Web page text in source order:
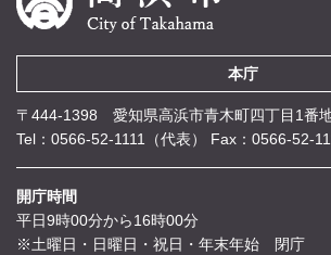
本庁
〒444-1398 愛知県高浜市青木町四丁目1番
Tel：0566-52-1111（代表）
Fax：0566-52-
開庁時間
平日9時00分から16時00分
※土曜日・日曜日・祝日・年末年始 閉庁